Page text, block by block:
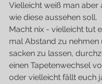
Vielleicht weiß man aber
wie diese aussehen soll.
Macht nix - vielleicht tut
mal Abstand zu nehmen
sacken zu lassen,
einen Tapetenwechsel
oder vielleicht fällt euch